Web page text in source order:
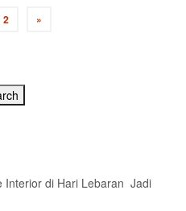
2 »
Interior di Hari Lebaran Jadi